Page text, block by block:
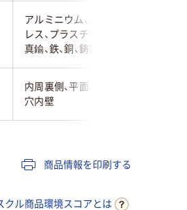
アルミニウム、ステン
レス、プラスチック、
真鍮、鉄、銅、鋳鉄
内周裏側、平面、稜線、
穴内壁
商品情報を印刷する
クル商品環境スコアとは